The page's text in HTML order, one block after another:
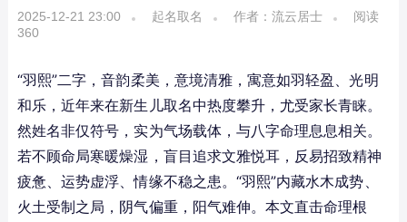
2025-12-21 23:00 起名取名 作者：流云居士
阅读
360
“羽熙”二字，音韵柔美，意境清雅，寓意如羽轻盈、光明
和乐，近年来在新生儿取名中热度攀升，尤受家长青睐。
然姓名非仅符号，实为气场载体，与八字命理息息相关。
若不顾命局寒暖燥湿，盲目追求文雅悦耳，反易招致精神
疲惫、运势虚浮、情缘不稳之患。“羽熙”内藏水木成势、
火土受制之局，阴气偏重，阳气难伸。本文直击命理根